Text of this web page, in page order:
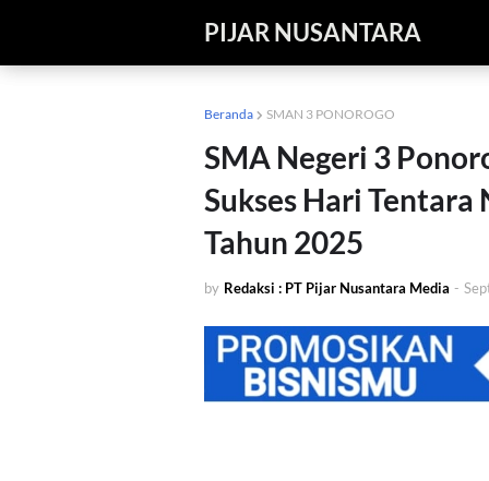
PIJAR NUSANTARA
Beranda SMAN 3 PONOROGO
SMA Negeri 3
Sukses Hari Tentara
Tahun 2025
by Redaksi : PT Pijar Nusantara Media -